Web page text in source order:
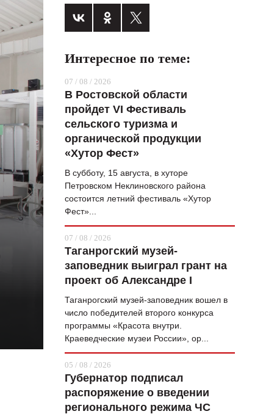
ГОРОДСКОЙ ПОРТАЛ
ВОПРОС НЕДЕЛИ
СТИЛЬ ЖИЗНИ
ХАЙП
ЧЕЛОВЕК ОСОБЕННЫЙ
КУЛЬТ ЕДЫ
АФИША
ЖУРНАЛ
Интересное по теме:
07 / 08 / 2026
В Ростовской области
пройдет VI Фестиваль
сельского туризма и
органической продукции
«Хутор Фест»
В субботу, 15 августа, в хуторе
Петровском Неклиновского района
состоится летний фестиваль «Хутор
Фест»...
07 / 08 / 2026
Таганрогский музей-
заповедник выиграл грант на
проект об Александре I
Таганрогский музей-заповедник вошел в
число победителей второго конкурса
программы «Красота внутри.
Краеведческие музеи России», ор...
05 / 08 / 2026
Губернатор подписал
распоряжение о введении
регионального режима ЧС